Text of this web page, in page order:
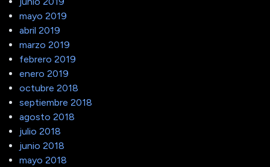
mayo 2019
abril 2019
marzo 2019
febrero 2019
enero 2019
octubre 2018
septiembre 2018
agosto 2018
julio 2018
junio 2018
mayo 2018